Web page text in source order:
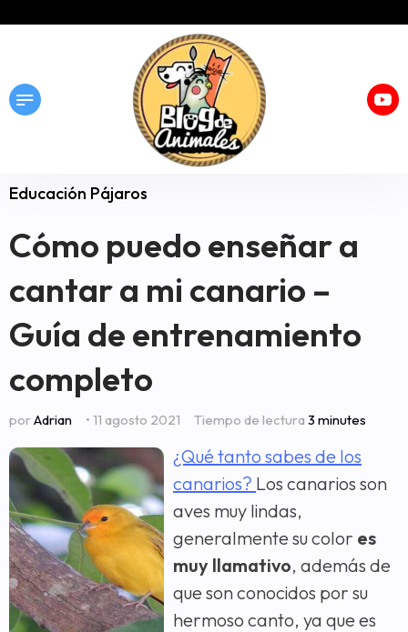
Educación Pájaros
Cómo puedo enseñar a
cantar a mi canario –
Guía de entrenamiento
completo
porAdrian • 11 agosto 2021 Tiempo de lectura 3 minutes
¿Qué tanto sabes de los
canarios? Los canarios son
aves muy lindas,
generalmente su color es
muy llamativo, además de
que son conocidos por su
hermoso canto, ya que es